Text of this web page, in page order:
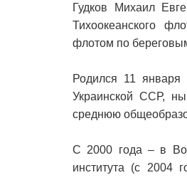
Гудков Михаил
Тихоокеанского
флотом по
Родился 11 января
Украинской ССР,
среднюю
С 2000 года – в
института (с 2004